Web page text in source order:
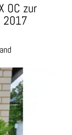
OC zur
2017